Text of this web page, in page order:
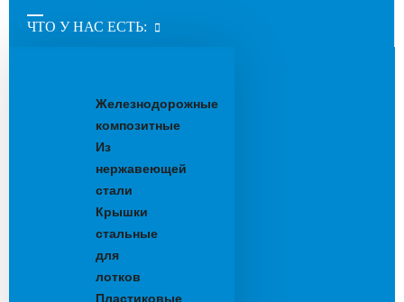
ЧТО У НАС ЕСТЬ:
Железнодорожные
композитные
Из
нержавеющей
стали
Крышки
стальные
для
лотков
Пластиковые